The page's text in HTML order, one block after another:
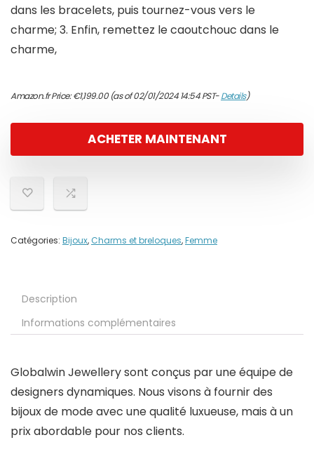
dans les bracelets, puis tournez-vous vers le
charme; 3. Enfin, remettez le caoutchouc dans le
charme,
Amazon.fr Price:€1,199.00(as of 02/01/2024 14:54 PST-Details)
ACHETER MAINTENANT
Catégories: Bijoux, Charms et breloques,Femme
Description
Informations complémentaires
Globalwin Jewellerysont conçus par une équipe de
designers dynamiques. Nous visons à fournir des
bijoux de mode avec une qualité luxueuse, mais à un
prix abordable pour nos clients.